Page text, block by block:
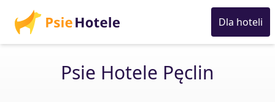
Dla hoteli
Psie Hotele Pęclin